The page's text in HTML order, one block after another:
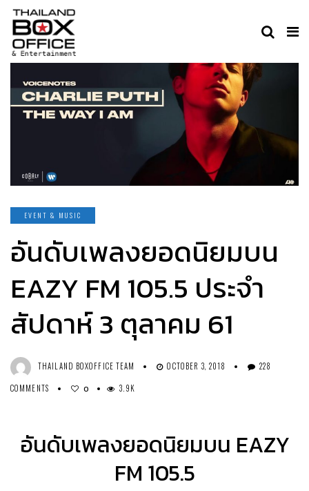
EVENT & MUSIC
อันดับเพลงยอดนิยมบน
EAZY FM 105.5 ประจำ
สัปดาห์ 3 ตุลาคม 61
THAILAND BOXOFFICE TEAM OCTOBER 3, 2018
228
COMMENTS
0 3.9K
อันดับเพลงยอดนิยมบน EAZY
FM 105.5